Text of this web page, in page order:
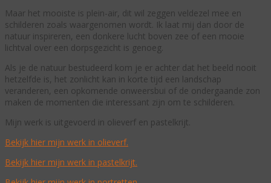
Maar het mooiste is plein-air, dit wil zeggen veldezel mee en
schilderen zoals waargenomen wordt. Ik laat mij dan door de
natuur inspireren, een donkere lucht boven zee of een mooie
lichtval over een dorpsgezicht is genoeg.
Als je de natuur bestudeerd kom je er achter dat het beeld nooit
hetzelfde is, het zonlicht kan in korte tijd een landschap
veranderen, een opkomende onweersbui of de ondergaande zon
maken de momenten die interessant zijn om te schilderen.
Mijn werk is uitgevoerd in olieverf en pastelkrijt.
Bekijk hier mijn werk in olieverf.
Bekijk hier mijn werk in pastelkrijt.